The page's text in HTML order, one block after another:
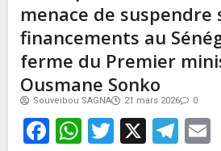
menace de suspendre
financements au
ferme du Premier
Ousmane Sonko
Souveibou SAGNA 21 mars 2026 0
Facebook
WhatsApp
Twitter
X